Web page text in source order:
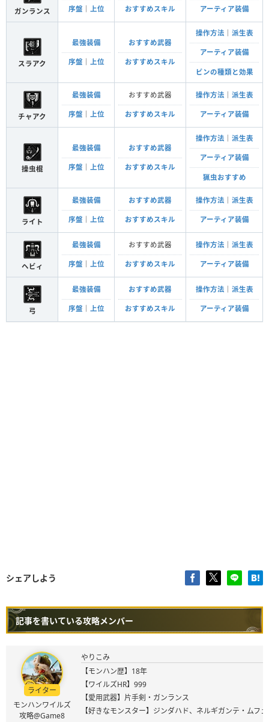
ガンランス 序盤 上位 おすすめスキル アーティア装備
スラアク
最強装備
序盤 上位
おすすめ武器
おすすめスキル
操作方法 派生表
アーティア装備
ビンの種類と効果
チャアク
最強装備
序盤 上位
おすすめ武器
おすすめスキル
操作方法 派生表
アーティア装備
操虫棍
最強装備
序盤 上位
おすすめ武器
おすすめスキル
操作方法 派生表
アーティア装備
猟虫おすすめ
ライト
最強装備
序盤 上位
おすすめ武器
おすすめスキル
操作方法 派生表
アーティア装備
ヘビィ
最強装備
序盤 上位
おすすめ武器
おすすめスキル
操作方法 派生表
アーティア装備
弓
最強装備
序盤 上位
おすすめ武器
おすすめスキル
操作方法 派生表
アーティア装備
シェアしよう
記事を書いている攻略メンバー
ライター
モンハンワイルズ
攻略@Game8
やりこみ
【モンハン歴】18年
【ワイルズHR】999
【愛用武器】片手剣・ガンランス
【好きなモンスター】ジンダハド、ネルギガンテ・ムフ